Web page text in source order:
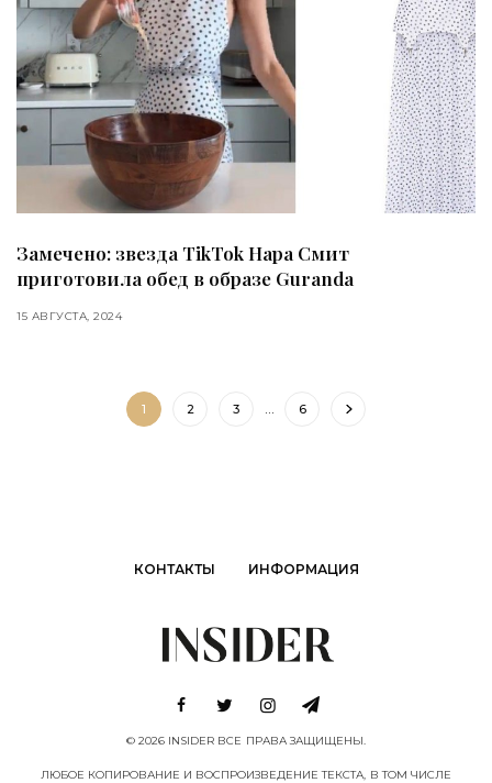
Замечено: звезда TikTok Нара Смит
приготовила обед в образе Guranda
15 АВГУСТА, 2024
1 2 3 … 6
КОНТАКТЫ ИНФОРМАЦИЯ
© 2026 INSIDER ВСЕ ПРАВА ЗАЩИЩЕНЫ.
ЛЮБОЕ КОПИРОВАНИЕ И ВОСПРОИЗВЕДЕНИЕ ТЕКСТА, В ТОМ ЧИСЛЕ